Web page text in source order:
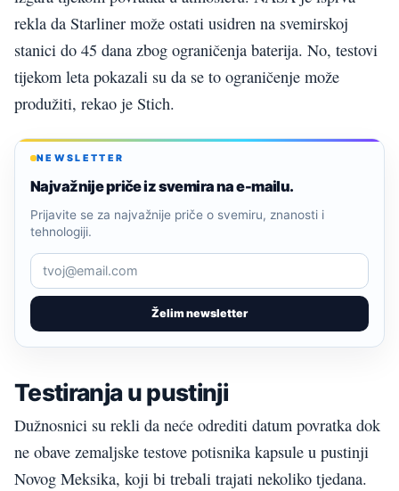
rekla da Starliner može ostati usidren na svemirskoj
stanici do 45 dana zbog ograničenja baterija. No, testovi
tijekom leta pokazali su da se to ograničenje može
produžiti, rekao je Stich.
NEWSLETTER
Najvažnije priče iz svemira na e-mailu.
Želim newsletter
Prijavite se za najvažnije priče o svemiru, znanosti i
tehnologiji.
Testiranja u pustinji
Dužnosnici su rekli da neće odrediti datum povratka dok
ne obave zemaljske testove potisnika kapsule u pustinji
Novog Meksika, koji bi trebali trajati nekoliko tjedana.